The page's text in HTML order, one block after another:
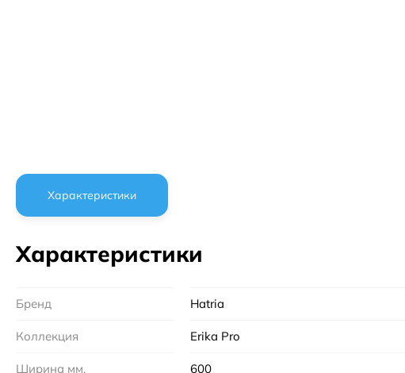
Характеристики
Характеристики
Бренд Hatria
Коллекция Erika Pro
Ширина мм. 600